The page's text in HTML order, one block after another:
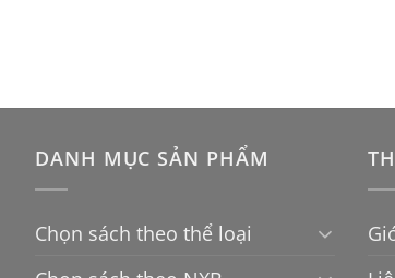
DANH MỤC SẢN PHẨM
Chọn sách theo thể loại